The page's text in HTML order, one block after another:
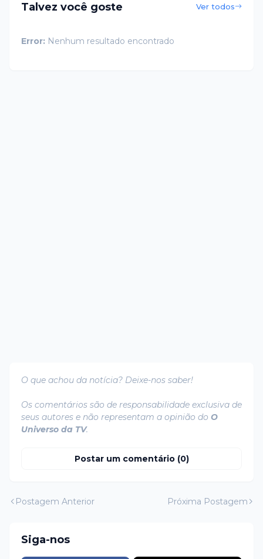
Talvez você goste Ver todos
Error: Nenhum resultado encontrado
O que achou da notícia? Deixe-nos saber!
Os comentários são de responsabilidade exclusiva de
seus autores e não representam a opinião do O
Universo da TV.
Postar um comentário (0)
Postagem Anterior Próxima Postagem
Siga-nos